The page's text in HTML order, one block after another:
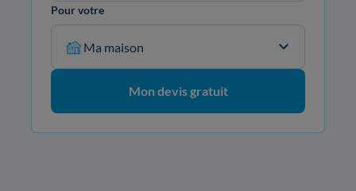
Pour votre
Ma maison
Mon devis gratuit